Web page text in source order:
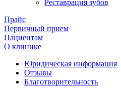
Реставрация зубов
Прайс
Первичный прием
Пациентам
О клинике
Юридическая информация
Отзывы
Благотворительность